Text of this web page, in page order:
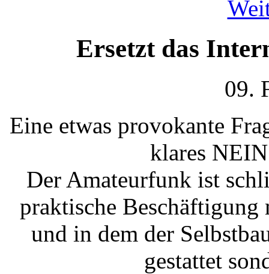
Ersetzt das
09.
Eine etwas provokante
klares
Der Amateurfunk ist
praktische
und in dem der
gestattet